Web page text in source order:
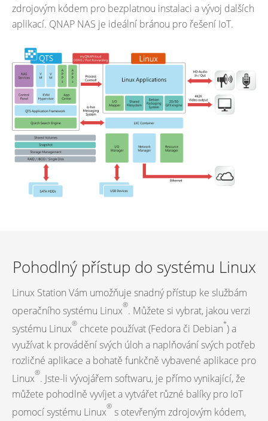
zdrojovým kódem pro bezplatnou instalaci a vývoj dalších
aplikací. QNAP NAS je ideální bránou pro řešení IoT.
Pohodlný přístup do systému Linux
Linux Station Vám umožňuje snadný přístup ke službám
operačního systému Linux®. Můžete si vybrat, jakou verzi
systému Linux® chcete používat (Fedora či Debian*) a
využívat k provádění svých úloh a naplňování svých potřeb
rozličné aplikace a bohatě funkčně vybavené aplikace pro
Linux®. Jste-li vývojářem softwaru, je přímo vynikající, že
můžete pohodlně vyvíjet a vytvářet různé balíky pro IoT
pomocí systému Linux® s otevřeným zdrojovým kódem,